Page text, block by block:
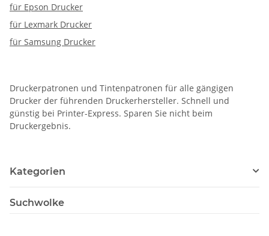
für Epson Drucker
für Lexmark Drucker
für Samsung Drucker
Druckerpatronen und Tintenpatronen für alle gängigen
Drucker der führenden Druckerhersteller. Schnell und
günstig bei Printer-Express. Sparen Sie nicht beim
Druckergebnis.
Kategorien
Suchwolke